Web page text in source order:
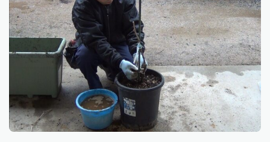
栽培ぶろぐ
おススメアイテム
おススメ本
お問い合わせ